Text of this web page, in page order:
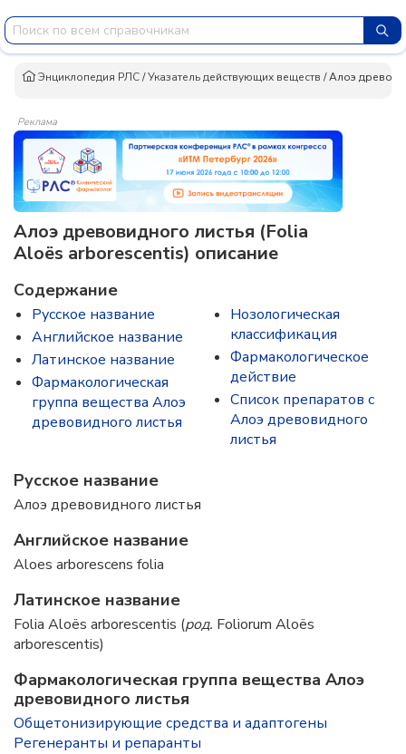
Энциклопедия РЛС/Указатель действующих веществ /Алоэ
Реклама
Алоэ древовидного листья (Folia
Aloёs arborescentis) описание
Содержание
Русское название
Английское название
Латинское название
Фармакологическая
группа вещества Алоэ
древовидного листья
Нозологическая
классификация
Фармакологическое
действие
Список препаратов с
Алоэ древовидного
листья
Русское название
Алоэ древовидного листья
Английское название
Aloes arborescens folia
Латинское название
Folia Aloёs arborescentis (род. Foliorum Aloёs
arborescentis)
Фармакологическая группа вещества Алоэ
древовидного листья
Общетонизирующие средства и адаптогены
Регенеранты и репаранты